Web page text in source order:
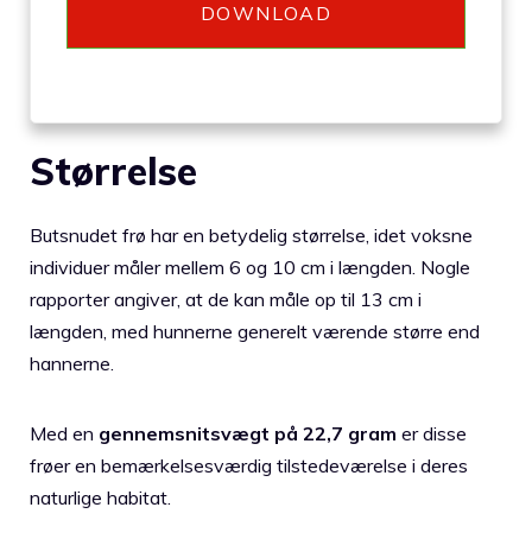
DOWNLOAD
Størrelse
Butsnudet frø har en betydelig størrelse, idet voksne
individuer måler mellem 6 og 10 cm i længden​. Nogle
rapporter angiver, at de kan måle op til 13 cm i
længden, med hunnerne generelt værende større end
hannerne​​.
Med en gennemsnitsvægt på 22,7 gram er disse
frøer en bemærkelsesværdig tilstedeværelse i deres
naturlige habitat​​.